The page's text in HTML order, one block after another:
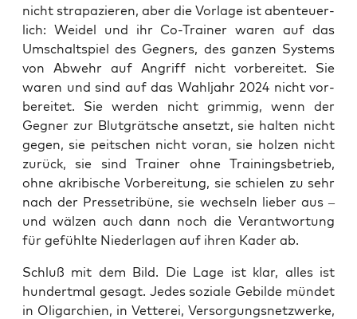
nicht stra­pa­zie­ren, aber die Vor­la­ge ist aben­teu­er­
lich: Wei­del und ihr Co-Trai­ner waren auf das
Umschalt­spiel des Geg­ners, des gan­zen Sys­tems
von Abwehr auf Angriff nicht vor­be­rei­tet. Sie
waren und sind auf das Wahl­jahr 2024 nicht vor­
be­rei­tet. Sie wer­den nicht grim­mig, wenn der
Geg­ner zur Blut­grät­sche ansetzt, sie hal­ten nicht
gegen, sie peit­schen nicht vor­an, sie hol­zen nicht
zurück, sie sind Trai­ner ohne Trai­nings­be­trieb,
ohne akri­bi­sche Vor­be­rei­tung, sie schie­len zu sehr
nach der Pres­se­tri­bü­ne, sie wech­seln lie­ber aus –
und wäl­zen auch dann noch die Ver­ant­wor­tung
für gefühl­te Nie­der­la­gen auf ihren Kader ab.
Schluß mit dem Bild. Die Lage ist klar, alles ist
hun­dert­mal gesagt. Jedes sozia­le Gebil­de mün­det
in Olig­ar­chien, in Vet­te­rei, Ver­sor­gungs­netz­wer­ke,